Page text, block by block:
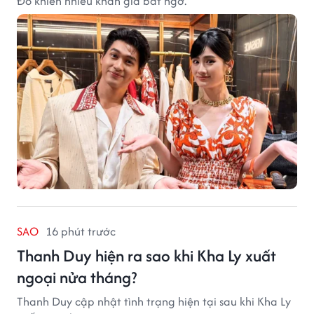
SAO 16 phút trước
Thanh Duy hiện ra sao khi Kha Ly xuất
ngoại nửa tháng?
Thanh Duy cập nhật tình trạng hiện tại sau khi Kha Ly